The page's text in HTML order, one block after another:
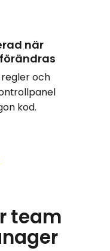
när
och
kod.
team